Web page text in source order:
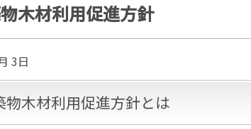
木材利用促進方針
3日
物木材利用促進方針とは